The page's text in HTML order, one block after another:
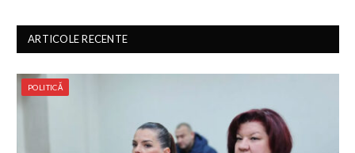
ARTICOLE RECENTE
POLITICĂ